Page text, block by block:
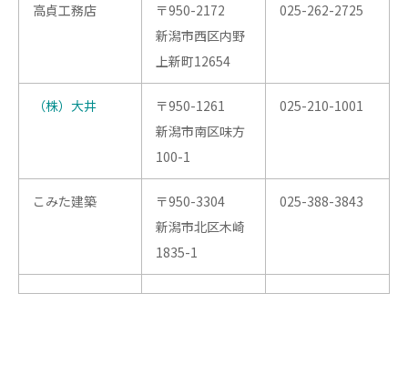
高貞工務店
〒950-2172
新潟市西区内野
上新町12654
025-262-2725
（株）大井
〒950-1261
新潟市南区味方
100-1
025-210-1001
こみた建築
〒950-3304
新潟市北区木崎
1835-1
025-388-3843